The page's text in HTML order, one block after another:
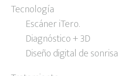
Tecnología
Escáner iTero.
Diagnóstico + 3D
Diseño digital de sonrisa